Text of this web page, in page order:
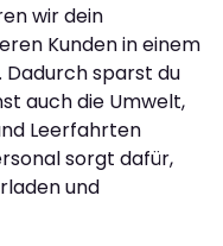
wir dein
Kunden in einem
sparst du
auch die Umwelt,
Leerfahrten
sorgt dafür,
und